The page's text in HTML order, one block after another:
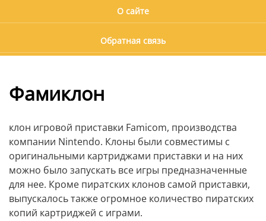
О сайте
Обратная связь
Фамиклон
клон игровой приставки Famicom, производства
компании Nintendo. Клоны были совместимы с
оригинальными картриджами приставки и на них
можно было запускать все игры предназначенные
для нее. Кроме пиратских клонов самой приставки,
выпускалось также огромное количество пиратских
копий картриджей с играми.